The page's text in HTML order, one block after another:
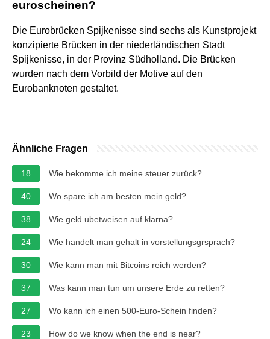
euroscheinen?
Die Eurobrücken Spijkenisse sind sechs als Kunstprojekt
konzipierte Brücken in der niederländischen Stadt
Spijkenisse, in der Provinz Südholland. Die Brücken
wurden nach dem Vorbild der Motive auf den
Eurobanknoten gestaltet.
Ähnliche Fragen
18 Wie bekomme ich meine steuer zurück?
40 Wo spare ich am besten mein geld?
38 Wie geld ubetweisen auf klarna?
24 Wie handelt man gehalt in vorstellungsgrsprach?
30 Wie kann man mit Bitcoins reich werden?
37 Was kann man tun um unsere Erde zu retten?
27 Wo kann ich einen 500-Euro-Schein finden?
23 How do we know when the end is near?